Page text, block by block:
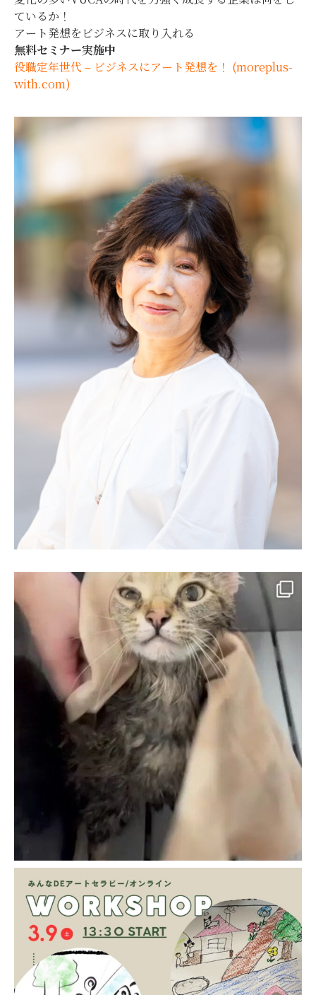
ているか！
アート発想をビジネスに取り入れる
無料セミナー実施中
役職定年世代 – ビジネスにアート発想を！ (moreplus-
with.com)